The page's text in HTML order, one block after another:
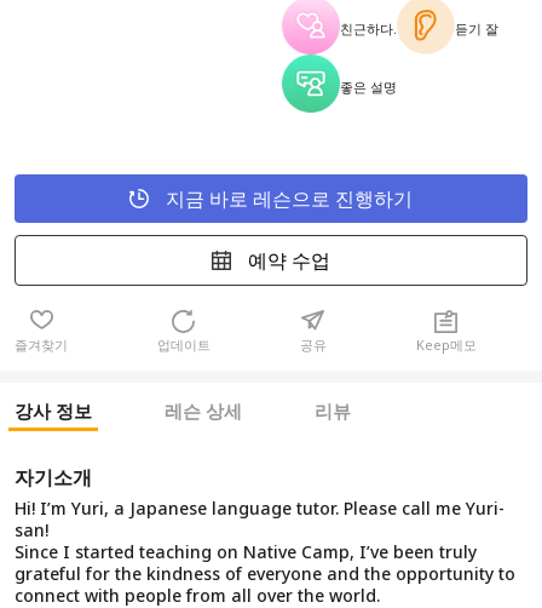
친근하다. 듣기 잘
좋은 설명
지금 바로 레슨으로 진행하기
예약 수업
즐겨찾기 업데이트 공유 Keep메모
강사 정보 레슨 상세 리뷰
자기소개
Hi! I’m Yuri, a Japanese language tutor. Please call me Yuri-
san!
Since I started teaching on Native Camp, I’ve been truly
grateful for the kindness of everyone and the opportunity to
connect with people from all over the world.